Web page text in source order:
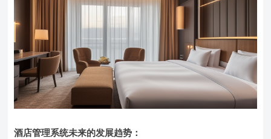
酒店管理系统未来的发展趋势：